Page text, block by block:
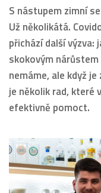
S nástupem zimní
Už několikátá.
přichází další
skokovým
nemáme, ale když
je několik rad, které
efektivně pomoct.